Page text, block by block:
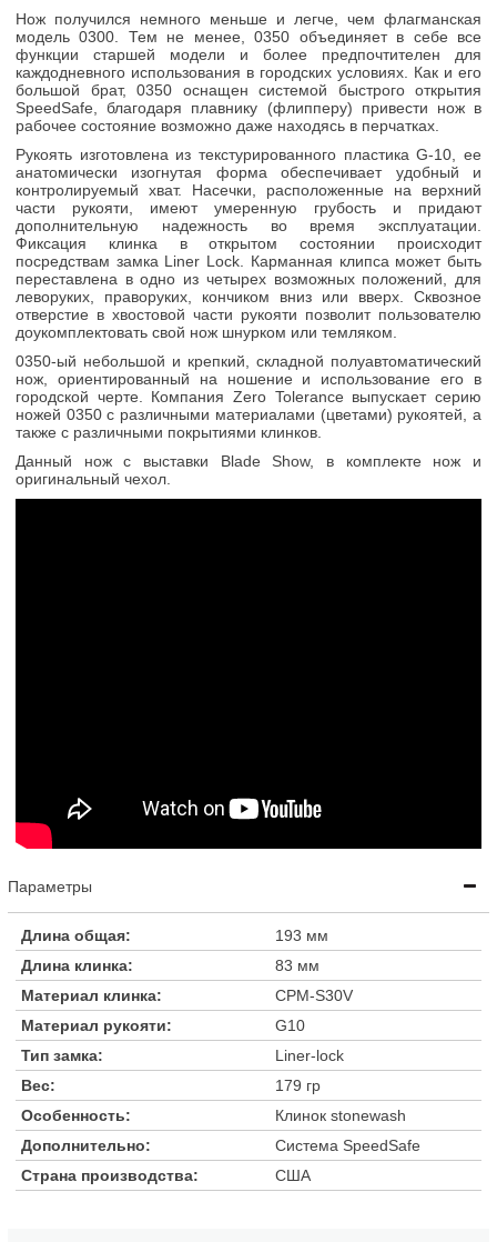
Нож получился немного меньше и легче, чем флагманская
модель 0300. Тем не менее, 0350 объединяет в себе все
функции старшей модели и более предпочтителен для
каждодневного использования в городских условиях. Как и его
большой брат, 0350 оснащен системой быстрого открытия
SpeedSafe, благодаря плавнику (флипперу) привести нож в
рабочее состояние возможно даже находясь в перчатках.
Рукоять изготовлена из текстурированного пластика G-10, ее
анатомически изогнутая форма обеспечивает удобный и
контролируемый хват. Насечки, расположенные на верхний
части рукояти, имеют умеренную грубость и придают
дополнительную надежность во время эксплуатации.
Фиксация клинка в открытом состоянии происходит
посредствам замка Liner Lock. Карманная клипса может быть
переставлена в одно из четырех возможных положений, для
леворуких, праворуких, кончиком вниз или вверх. Сквозное
отверстие в хвостовой части рукояти позволит пользователю
доукомплектовать свой нож шнурком или темляком.
0350-ый небольшой и крепкий, складной полуавтоматический
нож, ориентированный на ношение и использование его в
городской черте. Компания Zero Tolerance выпускает серию
ножей 0350 с различными материалами (цветами) рукоятей, а
также с различными покрытиями клинков.
Данный нож с выставки Blade Show, в комплекте нож и
оригинальный чехол.
Параметры
Длина общая:
193 мм
Длина клинка:
83 мм
Материал клинка:
CPM-S30V
Материал рукояти:
G10
Тип замка:
Liner-lock
Вес:
179 гр
Особенность:
Клинок stonewash
Дополнительно:
Система SpeedSafe
Страна производства:
США